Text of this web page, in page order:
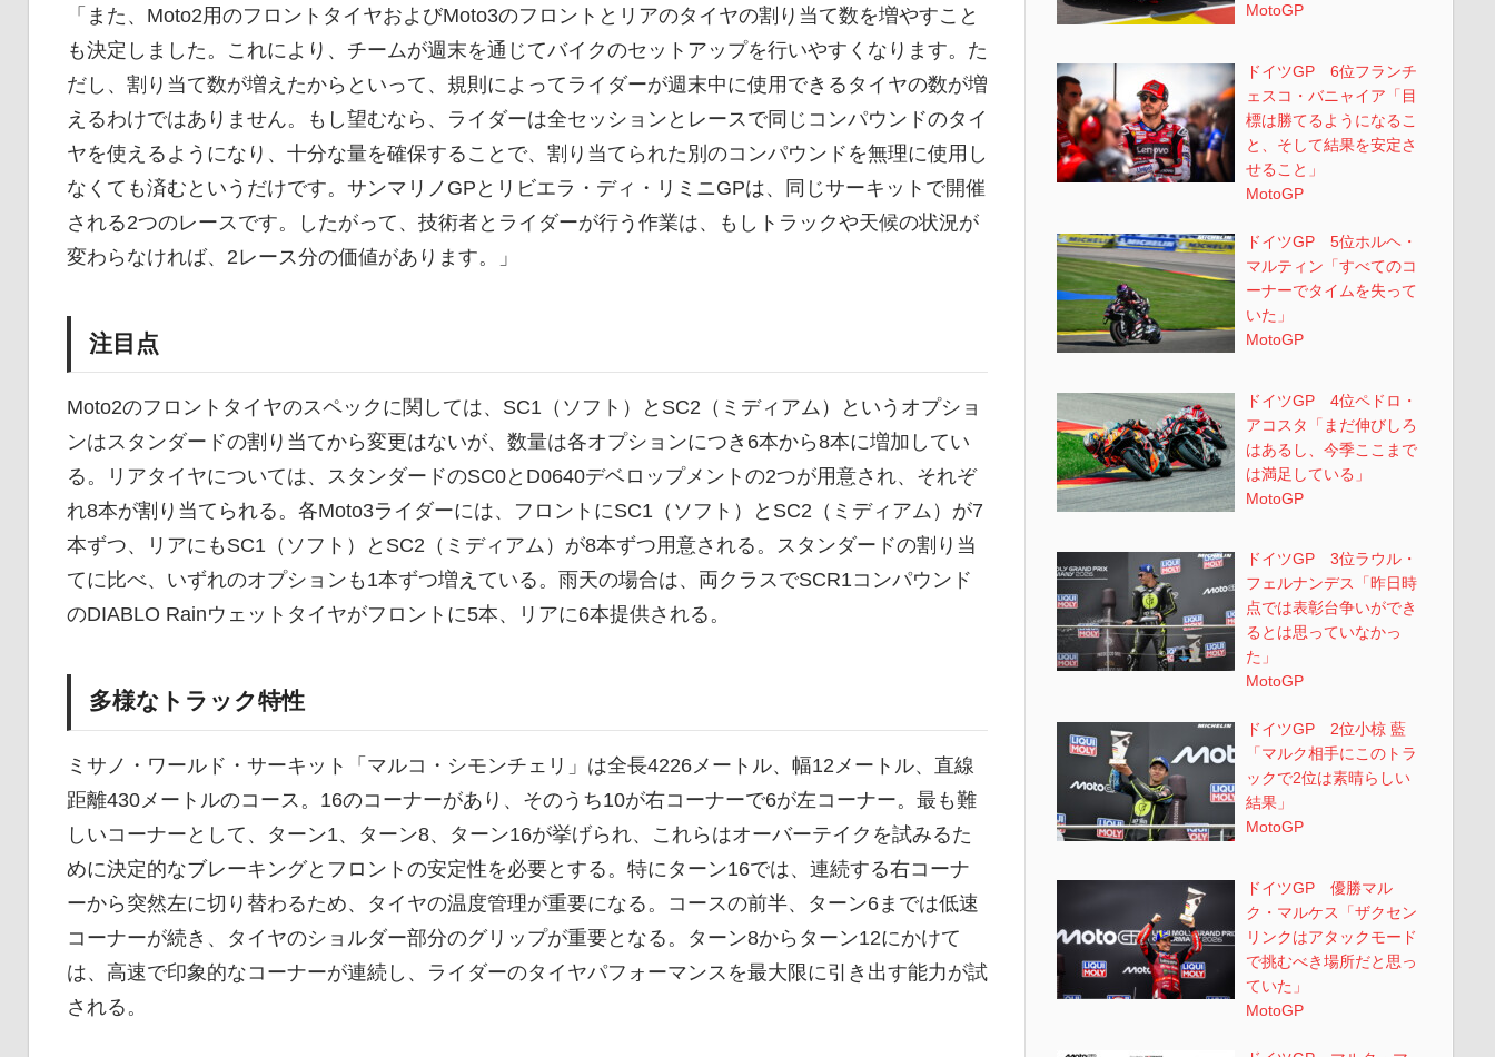
「また、Moto2用のフロントタイヤおよびMoto3のフロントとリアのタイヤの割り当て数を増やすこと
も決定しました。これにより、チームが週末を通じてバイクのセットアップを行いやすくなります。た
だし、割り当て数が増えたからといって、規則によってライダーが週末中に使用できるタイヤの数が増
えるわけではありません。もし望むなら、ライダーは全セッションとレースで同じコンパウンドのタイ
ヤを使えるようになり、十分な量を確保することで、割り当てられた別のコンパウンドを無理に使用し
なくても済むというだけです。サンマリノGPとリビエラ・ディ・リミニGPは、同じサーキットで開催
される2つのレースです。したがって、技術者とライダーが行う作業は、もしトラックや天候の状況が
変わらなければ、2レース分の価値があります。」
注目点
Moto2のフロントタイヤのスペックに関しては、SC1（ソフト）とSC2（ミディアム）というオプショ
ンはスタンダードの割り当てから変更はないが、数量は各オプションにつき6本から8本に増加してい
る。リアタイヤについては、スタンダードのSC0とD0640デベロップメントの2つが用意され、それぞ
れ8本が割り当てられる。各Moto3ライダーには、フロントにSC1（ソフト）とSC2（ミディアム）が7
本ずつ、リアにもSC1（ソフト）とSC2（ミディアム）が8本ずつ用意される。スタンダードの割り当
てに比べ、いずれのオプションも1本ずつ増えている。雨天の場合は、両クラスでSCR1コンパウンド
のDIABLO Rainウェットタイヤがフロントに5本、リアに6本提供される。
多様なトラック特性
ミサノ・ワールド・サーキット「マルコ・シモンチェリ」は全長4226メートル、幅12メートル、直線
距離430メートルのコース。16のコーナーがあり、そのうち10が右コーナーで6が左コーナー。最も難
しいコーナーとして、ターン1、ターン8、ターン16が挙げられ、これらはオーバーテイクを試みるた
めに決定的なブレーキングとフロントの安定性を必要とする。特にターン16では、連続する右コーナ
ーから突然左に切り替わるため、タイヤの温度管理が重要になる。コースの前半、ターン6までは低速
コーナーが続き、タイヤのショルダー部分のグリップが重要となる。ターン8からターン12にかけて
は、高速で印象的なコーナーが連続し、ライダーのタイヤパフォーマンスを最大限に引き出す能力が試
される。
MotoGP
ドイツGP 6位フランチ
ェスコ・バニャイア「目
標は勝てるようになるこ
と、そして結果を安定さ
せること」
MotoGP
ドイツGP 5位ホルヘ・
マルティン「すべてのコ
ーナーでタイムを失って
いた」
MotoGP
ドイツGP 4位ペドロ・
アコスタ「まだ伸びしろ
はあるし、今季ここまで
は満足している」
MotoGP
ドイツGP 3位ラウル・
フェルナンデス「昨日時
点では表彰台争いができ
るとは思っていなかっ
た」
MotoGP
ドイツGP 2位小椋 藍
「マルク相手にこのトラ
ックで2位は素晴らしい
結果」
MotoGP
ドイツGP 優勝マル
ク・マルケス「ザクセン
リンクはアタックモード
で挑むべき場所だと思っ
ていた」
MotoGP